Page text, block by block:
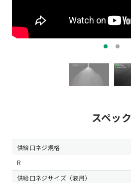
スペック
供給口ネジ規格
R
供給口ネジサイズ（液用）